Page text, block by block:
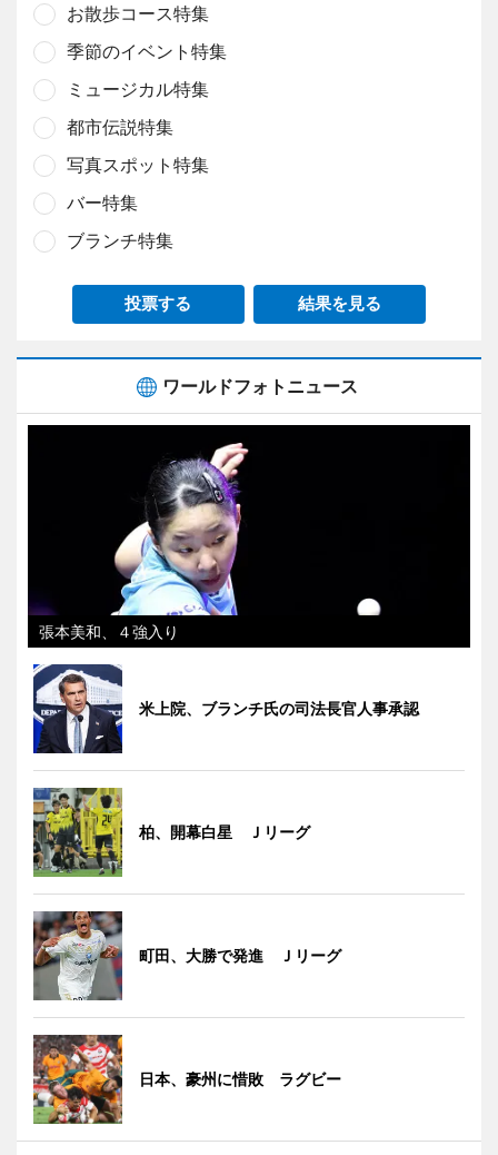
お散歩コース特集
季節のイベント特集
ミュージカル特集
都市伝説特集
写真スポット特集
バー特集
ブランチ特集
投票する 結果を見る
ワールドフォトニュース
張本美和、４強入り
米上院、ブランチ氏の司法長官人事承認
柏、開幕白星 Ｊリーグ
町田、大勝で発進 Ｊリーグ
日本、豪州に惜敗 ラグビー